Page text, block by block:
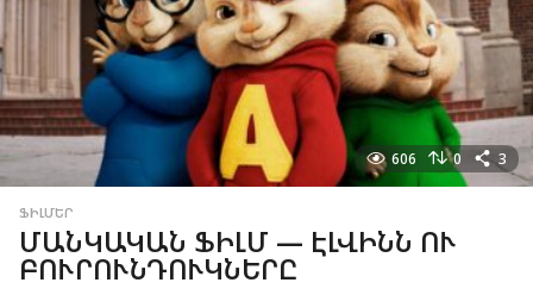
606 0 3
ՖԻԼՄԵՐ
ՄԱՆԿԱԿԱՆ ՖԻԼՄ — ԷԼՎԻՆՆ ՈՒ
ԲՈՒՐՈՒՆԴՈՒԿՆԵՐԸ